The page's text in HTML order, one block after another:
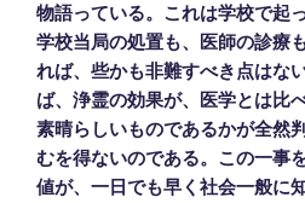
物語っている。これは学校で起
学校当局の処置も、医師の診療
れば、些かも非難すべき点はな
ば、浄霊の効果が、医学とは比
素晴らしいものであるかが全然
むを得ないのである。この一事
値が、一日でも早く社会一般に